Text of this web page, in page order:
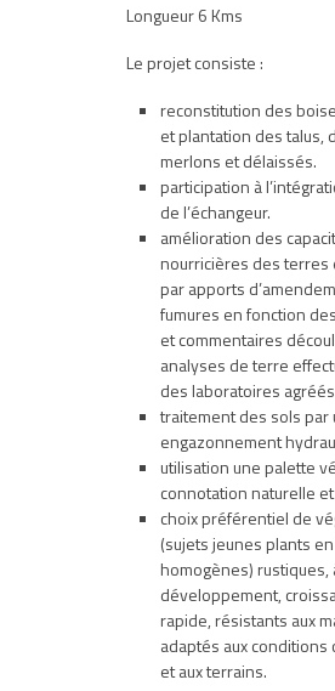
Longueur 6 Kms
Le projet consiste :
reconstitution des
et plantation des talus,
merlons et délaissés.
participation à
de l’échangeur.
amélioration des
nourricières des terres
par apports
fumures en fonction
et commentaires
analyses de terre
des laboratoires
traitement des sols par
engazonnement
utilisation une palette
connotation naturelle
choix préférentiel de
(sujets jeunes plants
homogènes) rustiques,
développement,
rapide, résistants aux
adaptés aux conditions
et aux terrains.